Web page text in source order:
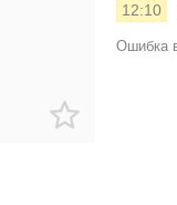
12:10
Ошибка